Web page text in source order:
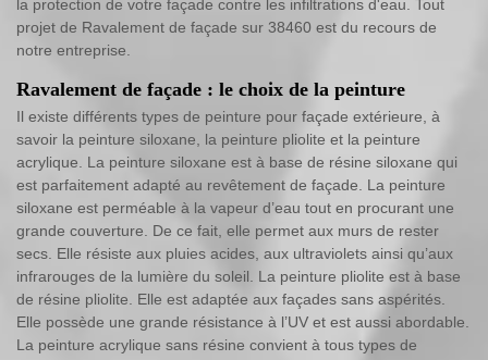
la protection de votre façade contre les infiltrations d'eau. Tout
projet de Ravalement de façade sur 38460 est du recours de
notre entreprise.
Ravalement de façade : le choix de la peinture
Il existe différents types de peinture pour façade extérieure, à
savoir la peinture siloxane, la peinture pliolite et la peinture
acrylique. La peinture siloxane est à base de résine siloxane qui
est parfaitement adapté au revêtement de façade. La peinture
siloxane est perméable à la vapeur d’eau tout en procurant une
grande couverture. De ce fait, elle permet aux murs de rester
secs. Elle résiste aux pluies acides, aux ultraviolets ainsi qu’aux
infrarouges de la lumière du soleil. La peinture pliolite est à base
de résine pliolite. Elle est adaptée aux façades sans aspérités.
Elle possède une grande résistance à l’UV et est aussi abordable.
La peinture acrylique sans résine convient à tous types de